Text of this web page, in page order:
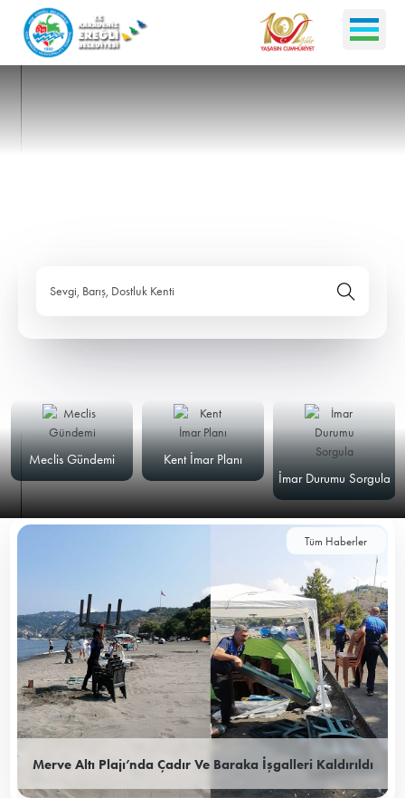
Sevgi, Barış, Dostluk Kenti
Meclis Gündemi
Kent İmar Planı
İmar Durumu Sorgula
Tüm Haberler
Merve Altı Plajı’nda Çadır Ve Baraka İşgalleri Kaldırıldı